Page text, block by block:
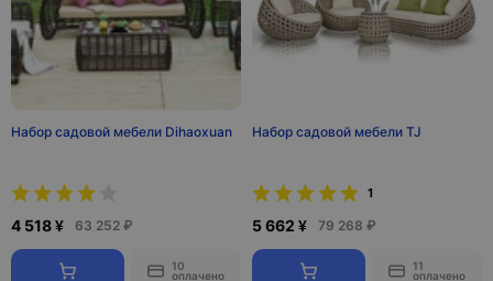
Набор садовой мебели Dihaoxuan
4 518 ¥ 63 252 ₽
10
оплачено
Набор садовой мебели TJ
1
5 662 ¥ 79 268 ₽
11
оплачено